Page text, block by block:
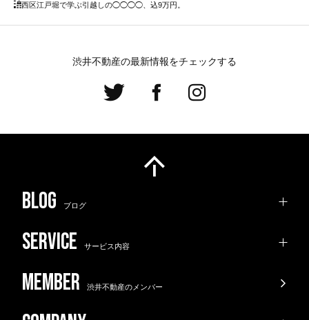
江戸堀で学ぶ引越しの◯◯◯◯、込9万円。
西区
渋井不動産の最新情報をチェックする
ブログ
サービス内容
渋井不動産のメンバー